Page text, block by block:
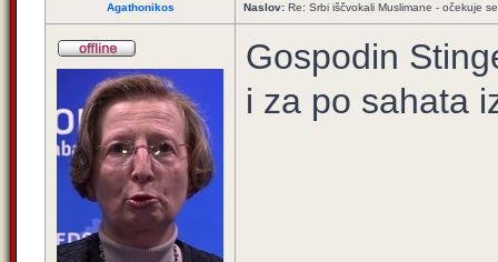
Agathonikos Naslov: Re: Srbi iščvokali Muslimane - očekuje
Gospodin
i za po sahata